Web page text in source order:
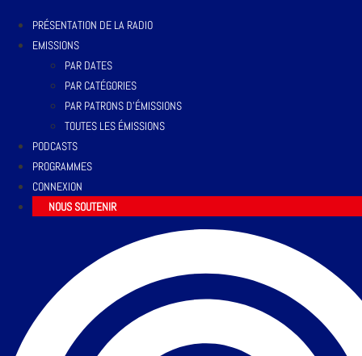
PRÉSENTATION DE LA RADIO
EMISSIONS
PAR DATES
PAR CATÉGORIES
PAR PATRONS D’ÉMISSIONS
TOUTES LES ÉMISSIONS
PODCASTS
PROGRAMMES
CONNEXION
NOUS SOUTENIR